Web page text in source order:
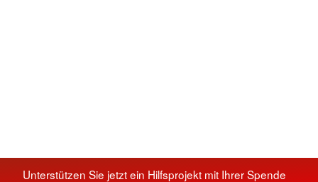
Unterstützen Sie jetzt ein Hilfsprojekt mit Ihrer Spende